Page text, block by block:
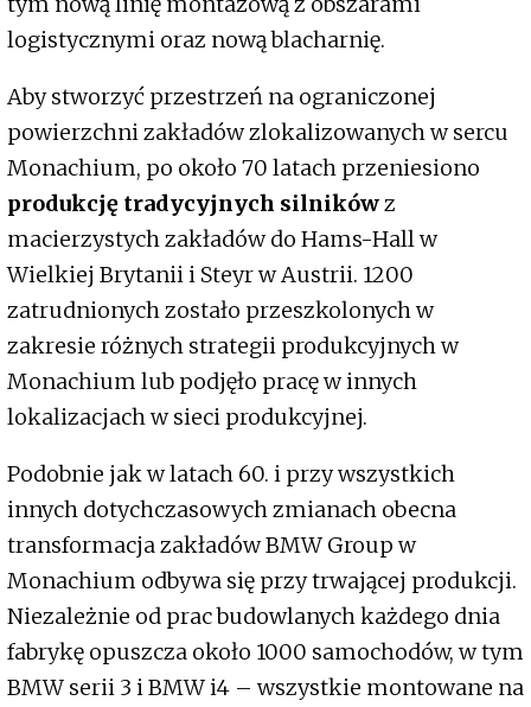
logistycznymi oraz nową blacharnię.
Aby stworzyć przestrzeń na ograniczonej
powierzchni zakładów zlokalizowanych w sercu
Monachium, po około 70 latach przeniesiono
produkcję tradycyjnych silnikówz
macierzystych zakładów do Hams-Hall w
Wielkiej Brytanii i Steyr w Austrii. 1200
zatrudnionych zostało przeszkolonych w
zakresie różnych strategii produkcyjnych w
Monachium lub podjęło pracę w innych
lokalizacjach w sieci produkcyjnej.
Podobnie jak w latach 60. i przy wszystkich
innych dotychczasowych zmianach obecna
transformacja zakładów BMW Group w
Monachium odbywa się przy trwającej produkcji.
Niezależnie od prac budowlanych każdego dnia
fabrykę opuszcza około 1000 samochodów, w tym
BMW serii 3 i BMW i4 – wszystkie montowane na